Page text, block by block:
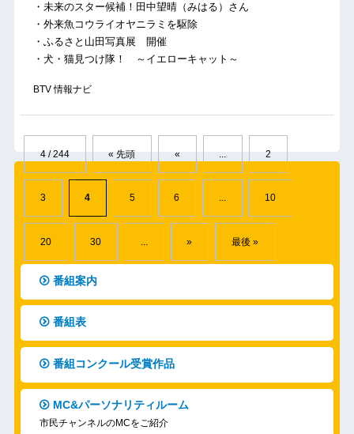
・未来のスター候補！田中望晴（みはる）さん
・外来魚コウライオヤニラミを駆除
・ふるさと山田写真展 開催
・犬・猫見つけ隊！ ～イエローキャット～
BTV 情報ナビ
4 / 244 « 先頭 « 2
3 4 5 6 ... 10
20 30 ... » 最後 »
番組案内
番組表
番組コンクール受賞作品
MC&パーソナリティルーム
市民チャンネルのMCをご紹介